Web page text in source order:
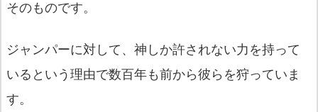
そのものです。
ジャンパーに対して、神しか許されない力を持って
いるという理由で数百年も前から彼らを狩っていま
す。